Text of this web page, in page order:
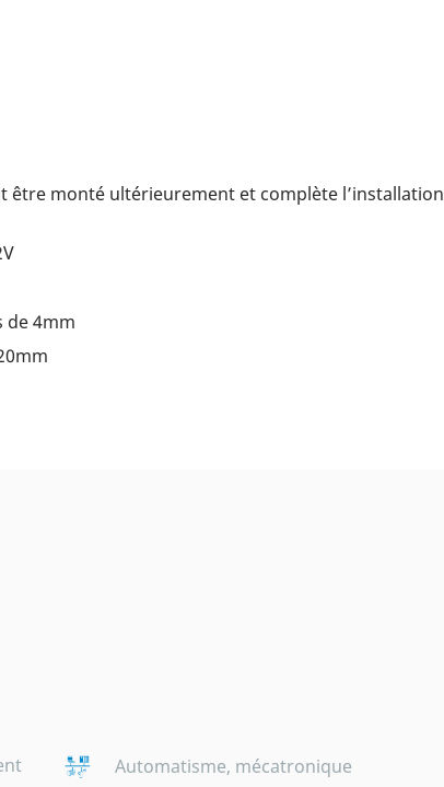
être monté ultérieurement et complète l’installation
de 4mm
Automatisme, mécatronique